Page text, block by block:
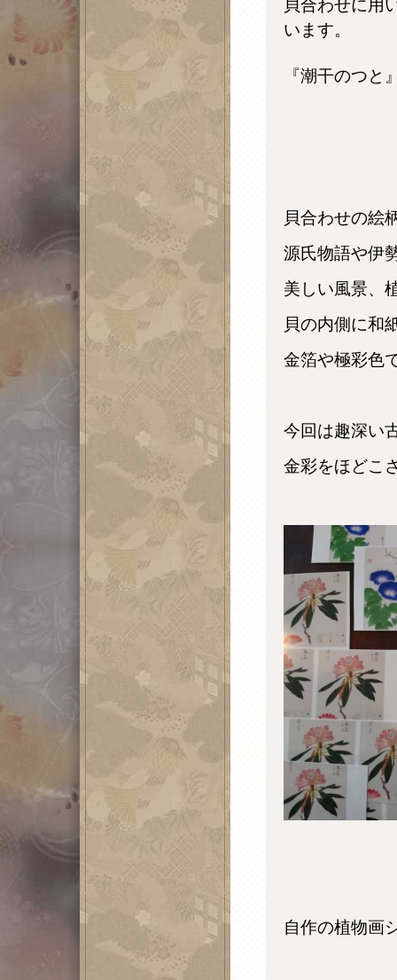
貝合わせに用
います。
『潮干のつと
貝合わせの絵
源氏物語や伊
美しい風景、
貝の内側に和
金箔や極彩色
今回は趣深い
金彩をほどこ
自作の植物画